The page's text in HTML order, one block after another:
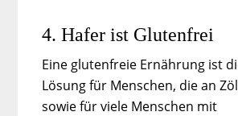
4. Hafer ist Glutenfrei
Eine glutenfreie Ernährung ist
Lösung für Menschen, die an
sowie für viele Menschen mit